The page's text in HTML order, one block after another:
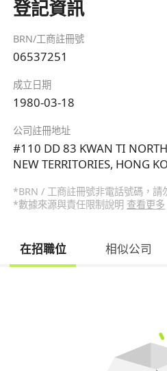
登記資訊
BRN/工商註冊號
06537251
成立日期
1980-03-18
公司註冊地址
#110 DD 83 KWAN TI
NEW TERRITORIES, HONG
*BRN / 工商註冊號非電話號碼，請
*數據來源與責任限制說明 查看更多
在招職位 相似公司